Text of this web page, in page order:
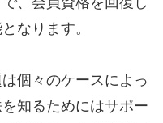
なります。
個々のケースによっ
知るためにはサポー